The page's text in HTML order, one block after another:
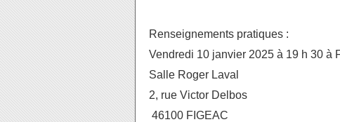
Renseignements pratiques :
Vendredi 10 janvier 2025 à 19 h 30 à
Salle Roger Laval
2, rue Victor Delbos
46100 FIGEAC